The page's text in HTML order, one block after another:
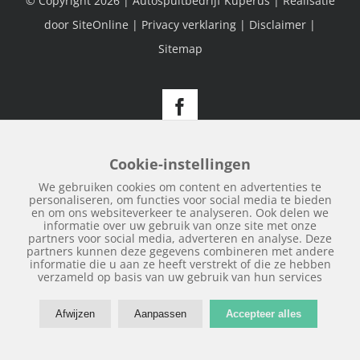
door SiteOnline | Privacy verklaring | Disclaimer |
Sitemap
Facebook
Cookie-instellingen
We gebruiken cookies om content en advertenties te
personaliseren, om functies voor social media te bieden
en om ons websiteverkeer te analyseren. Ook delen we
informatie over uw gebruik van onze site met onze
partners voor social media, adverteren en analyse. Deze
partners kunnen deze gegevens combineren met andere
informatie die u aan ze heeft verstrekt of die ze hebben
verzameld op basis van uw gebruik van hun services
Afwijzen Aanpassen Accepteer alles